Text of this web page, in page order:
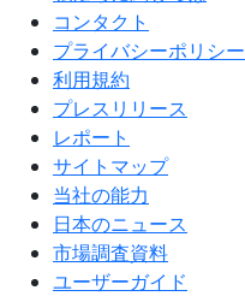
コンタクト
プライバシーポリシー
利用規約
プレスリリース
レポート
サイトマップ
当社の能力
日本のニュース
市場調査資料
ユーザーガイド